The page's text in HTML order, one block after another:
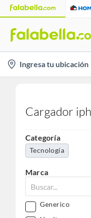
location-
icon
Ingresa tu ubicación
Cargador
Categoría
Tecnología
Marca
Generico